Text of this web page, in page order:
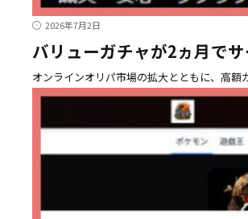
2026年7月2日
バリューガチャが2ヵ月で
オンラインオリパ市場の拡大とともに、高